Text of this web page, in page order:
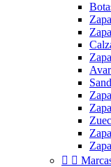
 